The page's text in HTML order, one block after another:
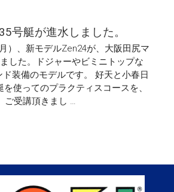
号艇が進水しました。
）、新モデルZen24が、大阪田尻マ
した。ドジャーやビミニトップな
ド装備のモデルです。 好天と小春日
使ってのプラクティスコースを、
ご受講頂きまし …